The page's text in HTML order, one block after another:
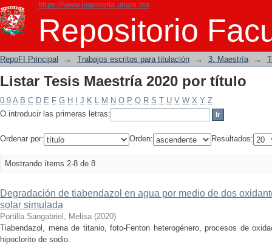
https://www.ingenieria.unam.mx
Repositorio
Listar Tesis Maestría 2020 por título
RepoFI Principal → Trabajos escritos para titulación → 3. Maestría →
Listar Tesis Maestría 2020 por título
0-9 A B C D E F G H J K L M N O P Q R S T U V W X Y Z
O introducir las primeras letras:
Ordenar por: Orden: Resultados:
Mostrando ítems 2-8 de 8
Degradación de tiabendazol en agua por medio de dos
solar simulada
Portilla Sangabriel, Melisa (2020)
Tiabendazol, mena de titanio, foto-Fenton heterogénero, procesos de
hipoclorito de sodio.